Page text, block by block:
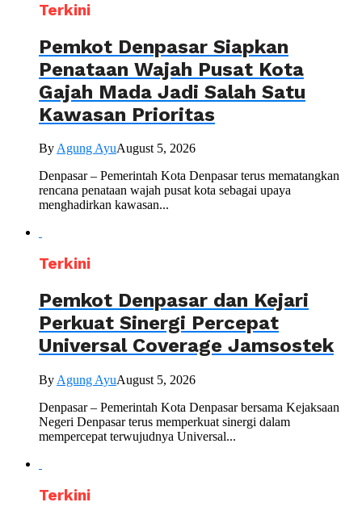
Terkini
Pemkot Denpasar Siapkan
Penataan Wajah Pusat Kota
Gajah Mada Jadi Salah Satu
Kawasan Prioritas
ByAgung AyuAugust 5, 2026
Denpasar – Pemerintah Kota Denpasar terus mematangkan
rencana penataan wajah pusat kota sebagai upaya
menghadirkan kawasan...
Terkini
Pemkot Denpasar dan Kejari
Perkuat Sinergi Percepat
Universal Coverage Jamsostek
By Agung AyuAugust 5, 2026
Denpasar – Pemerintah Kota Denpasar bersama Kejaksaan
Negeri Denpasar terus memperkuat sinergi dalam
mempercepat terwujudnya Universal...
Terkini